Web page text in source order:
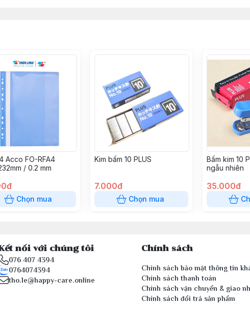
Acco FO-RFA4
/ 0.2 mm
Chọn mua
Kim bấm 10 PLUS
7.000đ
Chọn mua
Bấm kim 10
ngẫu nhiên
35.000đ
nối với chúng tôi
076 407 4394
0764074394
tho.le@happy-care.online
Chính sách
Chính sách bảo mật thông tin
Chính sách thanh toán
Chính sách vận chuyển & giao
Chính sách đổi trả sản phẩm